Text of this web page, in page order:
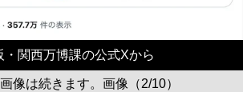
関西万博課の公式Xから
像は続きます。画像（2/10）